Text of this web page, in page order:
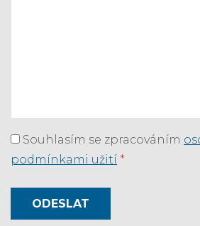
Souhlasím se zpracováním
podmínkami užití *
ODESLAT